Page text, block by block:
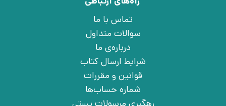
تماس با ما
سوالات متداول
درباره‌ی ما
شرایط ارسال کتاب
قوانین و مقررات
شماره حساب‌ها